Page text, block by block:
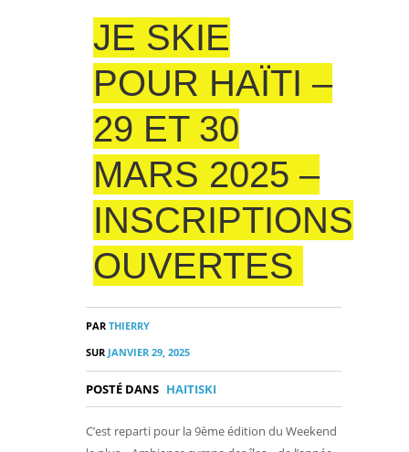
JE SKIE
POUR HAÏTI –
29 ET 30
MARS 2025 –
INSCRIPTIONS
OUVERTES
PAR THIERRY
SUR JANVIER 29, 2025
POSTÉ DANS HAITISKI
C’est reparti pour la 9ème édition du Weekend